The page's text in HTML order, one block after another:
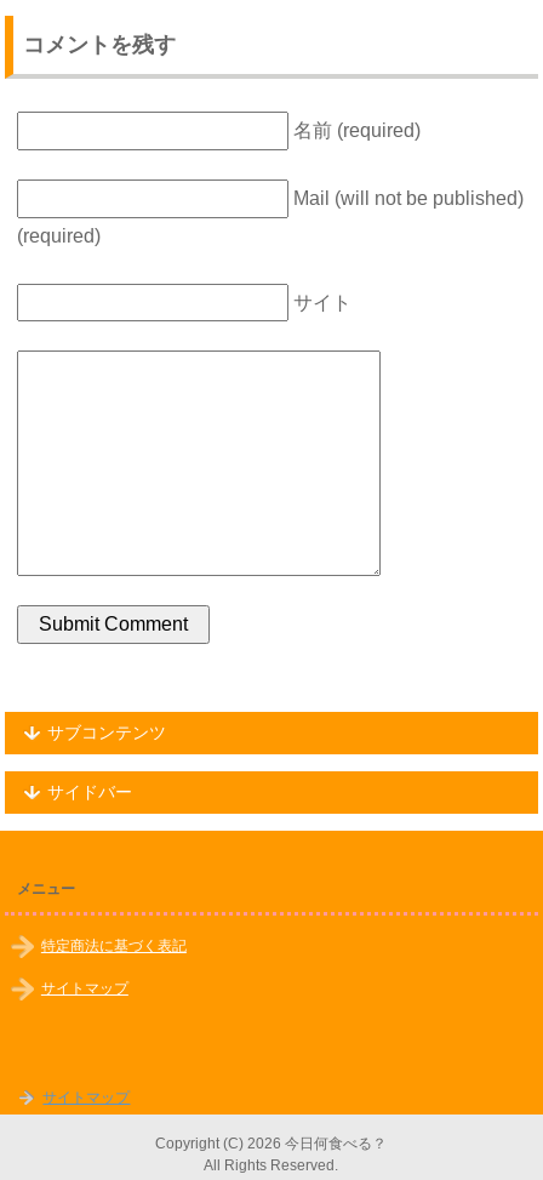
コメントを残す
名前 (required)
Mail (will not be published)
(required)
サイト
サブコンテンツ
サイドバー
メニュー
特定商法に基づく表記
サイトマップ
サイトマップ
Copyright (C) 2026 今日何食べる？
All Rights Reserved.